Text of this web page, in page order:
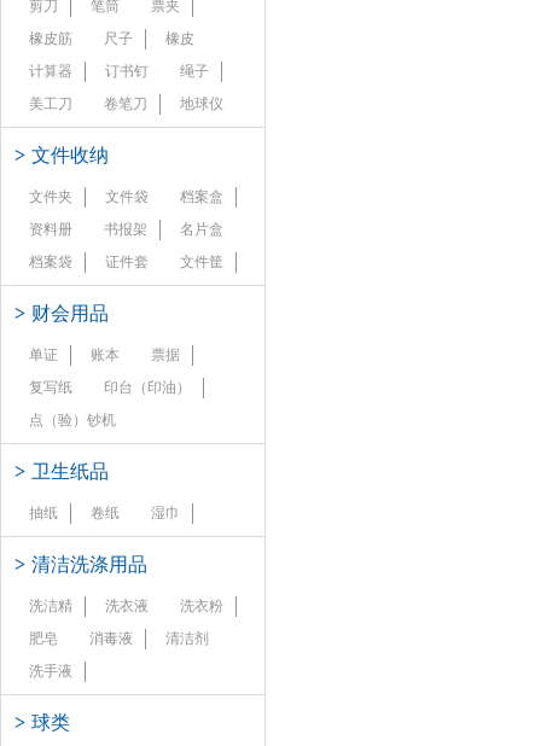
剪刀
笔筒
票夹
橡皮筋
尺子
橡皮
计算器
订书钉
绳子
美工刀
卷笔刀 地球仪
> 文件收纳
文件夹 文件袋
档案盒
资料册
书报架
名片盒
档案袋
证件套 文件筐
> 财会用品
单证 账本
票据
复写纸
印台（印油）
点（验）钞机
> 卫生纸品
抽纸 卷纸 湿巾
> 清洁洗涤用品
洗洁精 洗衣液
洗衣粉
肥皂
消毒液
清洁剂
洗手液
> 球类